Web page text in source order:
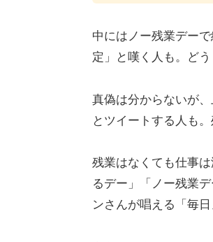
中にはノー残業デー
定」と嘆く人も。ど
真偽は分からないが
とツイートする人も
残業はなくても仕事
るデー」「ノー残業
ンさんが唱える「毎